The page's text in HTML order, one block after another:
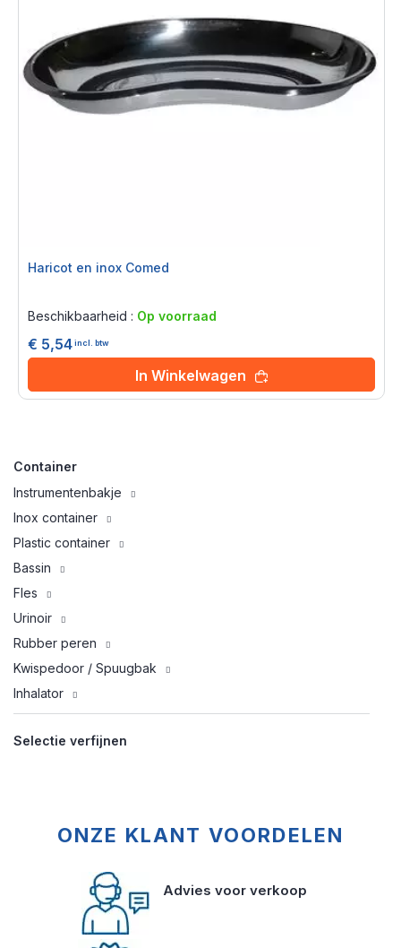
Haricot en inox Comed
Beschikbaarheid : Op voorraad
€ 5,54incl. btw
In Winkelwagen
Container
Instrumentenbakje
Inox container
Plastic container
Bassin
Fles
Urinoir
Rubber peren
Kwispedoor / Spuugbak
Inhalator
Selectie verfijnen
ONZE KLANT VOORDELEN
Advies voor verkoop